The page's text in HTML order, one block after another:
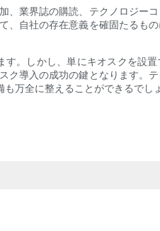
、業界誌の購読、テクノロジー
、自社の存在意義を確固たるも
。しかし、単にキオスクを設
ク導入の成功の鍵となります。
万全に整えることができるでしょ